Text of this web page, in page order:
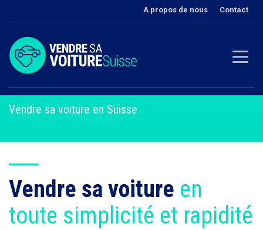
A propos de nous Contact
Vendre sa voiture en Suisse
Vendre sa voiture en
toute simplicité et rapidité